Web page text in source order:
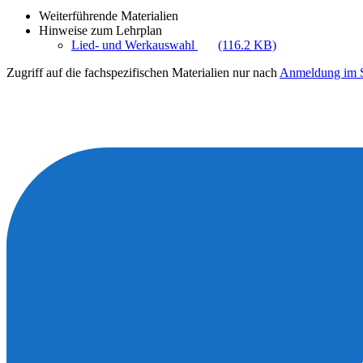
Weiterführende Materialien
Hinweise zum Lehrplan
Lied- und Werkauswahl
(116.2 KB)
Zugriff auf die fachspezifischen Materialien nur nach Anmeldung im